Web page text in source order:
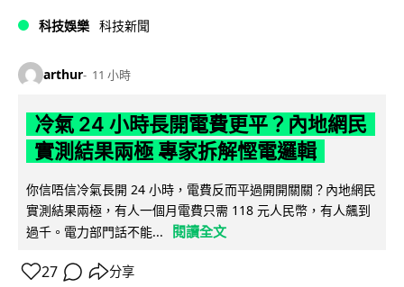
科技娛樂 科技新聞
arthur 11 小時
冷氣 24 小時長開電費更平？內地網民
實測結果兩極 專家拆解慳電邏輯
你信唔信冷氣長開 24 小時，電費反而平過開開關關？內地網民
實測結果兩極，有人一個月電費只需 118 元人民幣，有人飆到
過千。電力部門話不能...
閱讀全文
27 分享